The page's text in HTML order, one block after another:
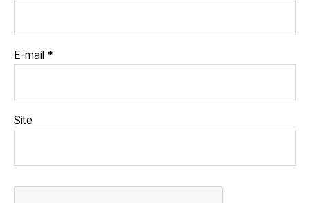
E-mail *
Site